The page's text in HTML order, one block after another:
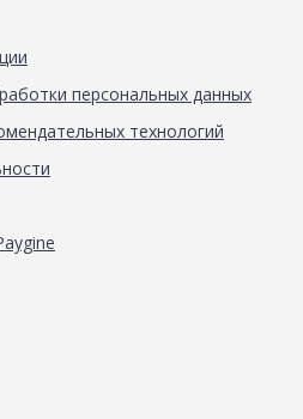
персональных данных
технологий